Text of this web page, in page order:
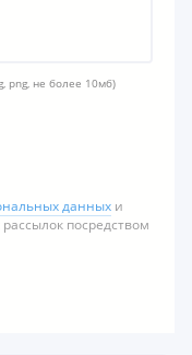
png, не более 10мб)
данных и
посредством